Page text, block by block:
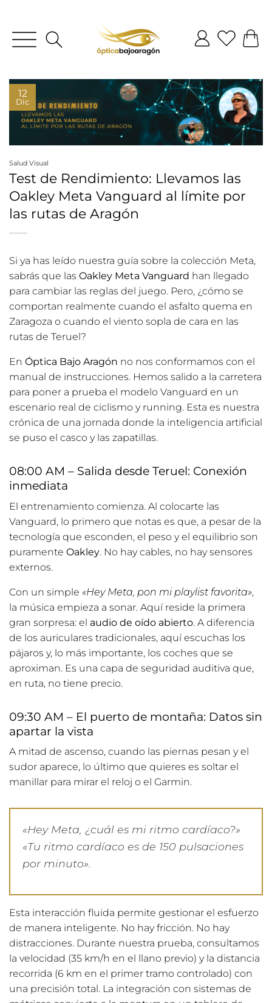
12
Dic
Salud Visual
Test de Rendimiento: Llevamos las
Oakley Meta Vanguard al límite por
las rutas de Aragón
Si ya has leído nuestra guía sobre la colección Meta,
sabrás que las Oakley Meta Vanguard han llegado
para cambiar las reglas del juego. Pero, ¿cómo se
comportan realmente cuando el asfalto quema en
Zaragoza o cuando el viento sopla de cara en las
rutas de Teruel?
En Óptica Bajo Aragón no nos conformamos con el
manual de instrucciones. Hemos salido a la carretera
para poner a prueba el modelo Vanguard en un
escenario real de ciclismo y running. Esta es nuestra
crónica de una jornada donde la inteligencia artificial
se puso el casco y las zapatillas.
08:00 AM – Salida desde Teruel: Conexión
inmediata
El entrenamiento comienza. Al colocarte las
Vanguard, lo primero que notas es que, a pesar de la
tecnología que esconden, el peso y el equilibrio son
puramente Oakley. No hay cables, no hay sensores
externos.
Con un simple «Hey Meta, pon mi playlist favorita»,
la música empieza a sonar. Aquí reside la primera
gran sorpresa: el audio de oído abierto. A diferencia
de los auriculares tradicionales, aquí escuchas los
pájaros y, lo más importante, los coches que se
aproximan. Es una capa de seguridad auditiva que,
en ruta, no tiene precio.
09:30 AM – El puerto de montaña: Datos sin
apartar la vista
A mitad de ascenso, cuando las piernas pesan y el
sudor aparece, lo último que quieres es soltar el
manillar para mirar el reloj o el Garmin.
«Hey Meta, ¿cuál es mi ritmo cardíaco?»
«Tu ritmo cardíaco es de 150 pulsaciones
por minuto».
Esta interacción fluida permite gestionar el esfuerzo
de manera inteligente. No hay fricción. No hay
distracciones. Durante nuestra prueba, consultamos
la velocidad (35 km/h en el llano previo) y la distancia
recorrida (6 km en el primer tramo controlado) con
una precisión total. La integración con sistemas de